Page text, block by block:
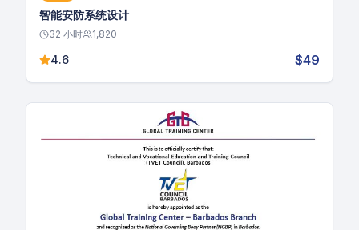
智能安防系统设计
32 小时 1,820
4.6 $49